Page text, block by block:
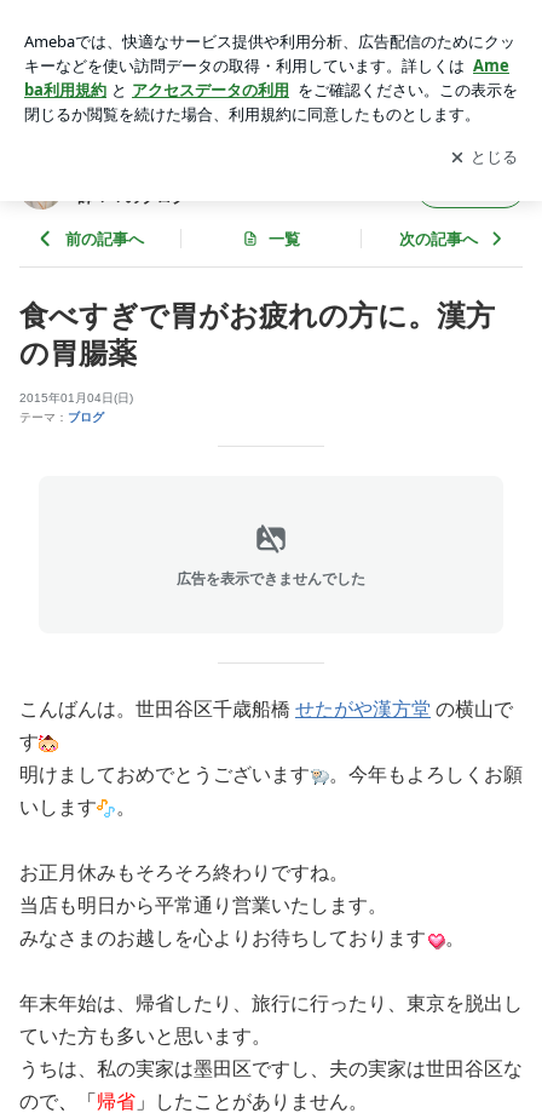
橋「せたがや漢方堂」の中医師ママのブログ
アプリをダウンロードして ブログの更新通知
を受け取りまし
ょう。
開く
師ママのブログ
前の記事へ 一覧 次の記事へ
食べすぎで胃がお疲れの方に。漢方
の胃腸薬
2015年01月04日(日)
テーマ： ブログ
広告を表示できませんでした
こんばんは。世田谷区千歳船橋 せたがや漢方堂 の横山で
す
明けましておめでとうございます
。今年もよろしくお願
いします
。
お正月休みもそろそろ終わりですね。
当店も明日から平常通り営業いたします。
みなさまのお越しを心よりお待ちしております
。
年末年始は、帰省したり、旅行に行ったり、東京を脱出し
ていた方も多いと思います。
うちは、私の実家は墨田区ですし、夫の実家は世田谷区な
ので 、「 帰省 」
したことがありません。